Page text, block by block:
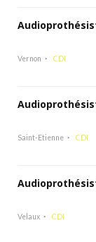
Vernon CDI
Saint-Etienne CDI
Velaux CDI